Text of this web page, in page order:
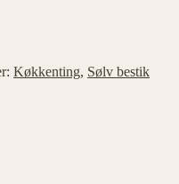
Køkkenting, Sølv bestik